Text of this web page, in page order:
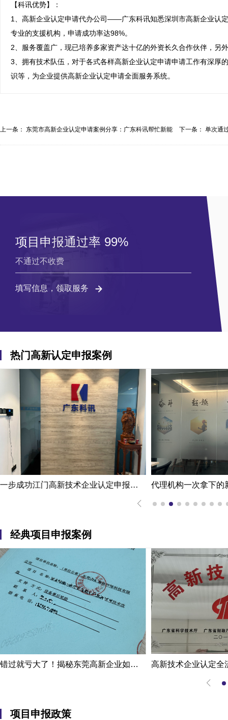
【科讯优势】：
1、高新企业认定申请代办公司——广东科讯知悉深圳市高新企业认
专业的支援机构，申请成功率达98%。
2、服务覆盖广，现已培养多家资产达十亿的外资长久合作伙伴，另
3、拥有技术队伍，对于各式各样高新企业认定申请申请工作有深厚
识等，为企业提供高新企业认定申请全面服务系统。
上一条： 东莞市高新企业认定申请案例分享：广东科讯帮忙新能
下一条： 单次通
项目申报通过率 99%
不通过不收费
填写信息，领取服务
热门高新认定申报案例
代理机构一次拿下的新能源企业江门高新技术企业认定申报案例
经典项目申报案例
错过就亏大了！揭秘东莞高新企业如何轻松拿下省级技术改造项目300万补贴
项目申报政策